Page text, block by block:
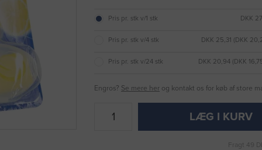
Pris pr. stk v/1 stk DKK
Pris pr. stk v/4 stk DKK 25,31 (DKK
Pris pr. stk v/24 stk DKK 20,94 (DKK
Engros? Se mere her og kontakt os for køb af store
LÆG I KURV
Fragt 49